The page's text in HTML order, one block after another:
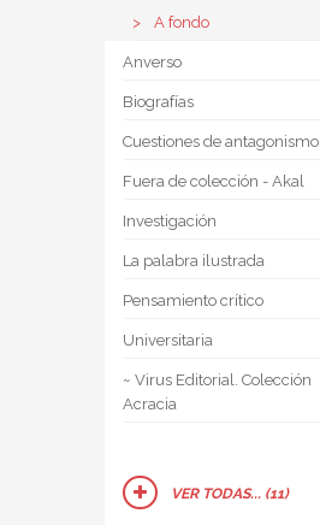
A fondo
Anverso
Biografías
Cuestiones de antagonismo
Fuera de colección - Akal
Investigación
La palabra ilustrada
Pensamiento crítico
Universitaria
~ Virus Editorial. Colección
Acracia
VER TODAS... (11)